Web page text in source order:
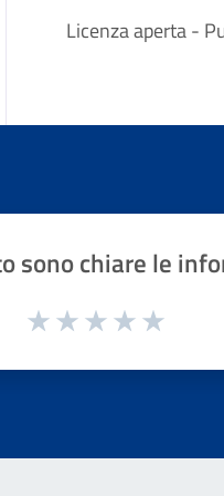
Licenza aperta -
sono chiare le
1 a 5 stelle la pagina